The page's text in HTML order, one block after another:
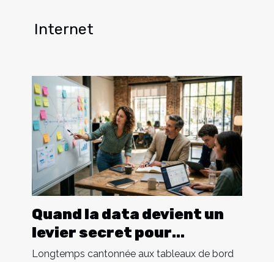
Internet
Quand la data devient un
levier secret pour
réinventer l'entreprise
Longtemps cantonnée aux tableaux de bord